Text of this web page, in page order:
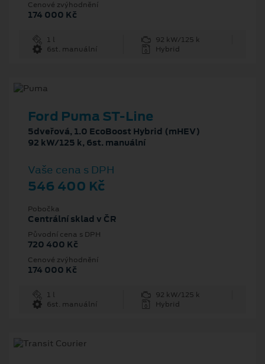
Cenové zvýhodnění
174 000 Kč
1 l
92 kW/125 k
6st. manuální
Hybrid
Ford Puma ST-Line
5dveřová, 1.0 EcoBoost Hybrid (mHEV)
92 kW/125 k, 6st. manuální
Vaše cena s DPH
546 400 Kč
Pobočka
Centrální sklad v ČR
Původní cena s DPH
720 400 Kč
Cenové zvýhodnění
174 000 Kč
1 l
92 kW/125 k
6st. manuální
Hybrid